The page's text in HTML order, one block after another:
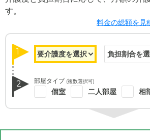
す。
料金の総額を見
1
2 部屋タイプ (複数選択可)
個室 二人部屋 相